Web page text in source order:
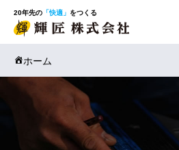
20年先の 「快適」 をつくる
ホーム